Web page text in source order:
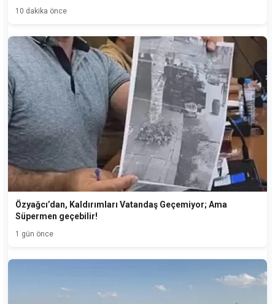
10 dakika önce
Özyağcı’dan, Kaldırımları Vatandaş Geçemiyor; Ama
Süpermen geçebilir!
1 gün önce